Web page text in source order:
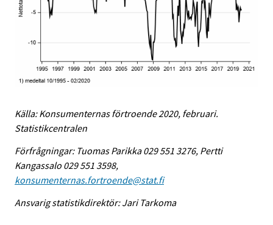
Källa: Konsumenternas förtroende 2020, februari.
Statistikcentralen
Förfrågningar: Tuomas Parikka 029 551 3276, Pertti
Kangassalo 029 551 3598,
konsumenternas.fortroende@stat.fi
Ansvarig statistikdirektör: Jari Tarkoma